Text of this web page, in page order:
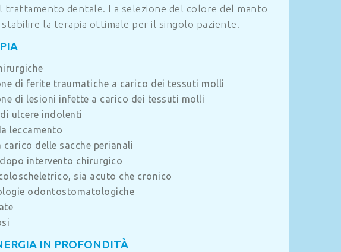
dentale. La selezione del colore del manto
la terapia ottimale per il singolo paziente.
di ferite traumatiche a carico dei tessuti molli
di lesioni infette a carico dei tessuti molli
ulcere indolenti
leccamento
delle sacche perianali
intervento chirurgico
sia acuto che cronico
odontostomatologiche
IN PROFONDITÀ